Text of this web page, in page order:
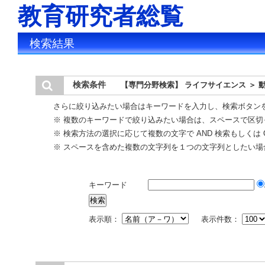
教育研究者総覧
検索結果
検索条件 【専門分野検索】 ライフサイエンス ＞
さらに絞り込みたい場合はキーワードを入力し、検索ボタ
※ 複数のキーワードで絞り込みたい場合は、スペースで区
※ 検索方法の選択に応じて複数の文字で AND 検索もしくは
※ スペースを含めた複数の文字列を１つの文字列としたい
キーワード
表示順： 表示件数：